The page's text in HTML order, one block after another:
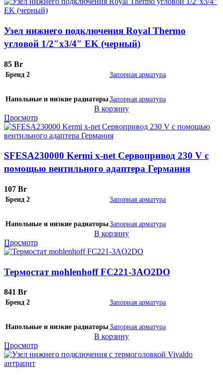
Узел нижнего подключения Royal Thermo
угловой 1/2″х3/4″ EK (черный)
85 Br
Бренд 2 Запорная арматура
Напольные и низкие радиаторыЗапорная арматура
В корзину
Просмотр
SFESA230000 Kermi x-net Сервопривод 230 V с
помощью вентильного адаптера Германия
107 Br
Бренд 2 Запорная арматура
Напольные и низкие радиаторыЗапорная арматура
В корзину
Просмотр
Термостат mohlenhoff FC221-3AO2DO
841 Br
Бренд 2 Запорная арматура
Напольные и низкие радиаторыЗапорная арматура
В корзину
Просмотр